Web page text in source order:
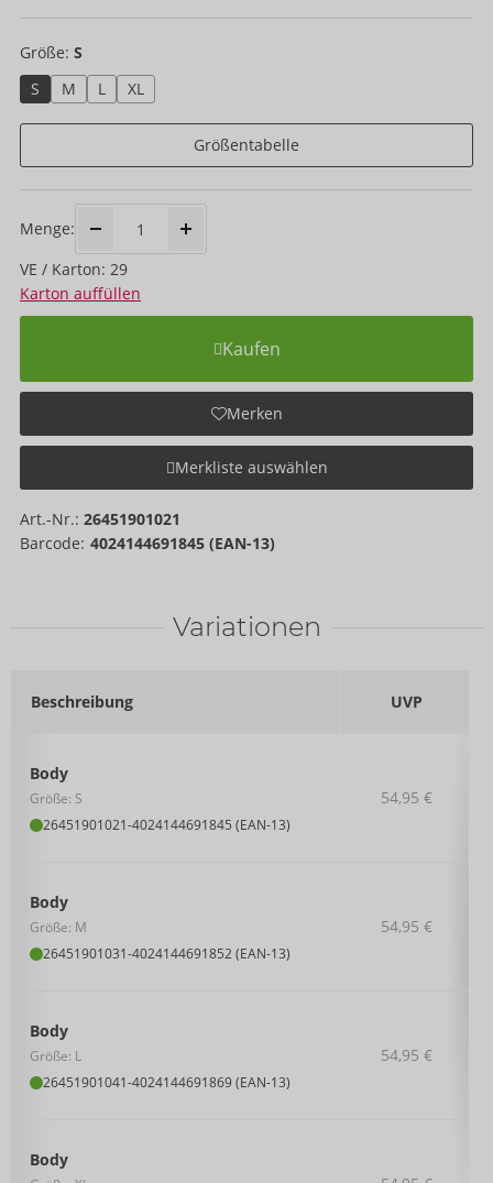
Größe: S
S
M L XL
Größentabelle
Menge:
VE / Karton: 29
Karton auffüllen
Kaufen
Merken
Merkliste auswählen
Art.-Nr.: 26451901021
Barcode: 4024144691845 (EAN-13)
Variationen
Beschreibung UVP
Body
Größe: S
26451901021-4024144691845 (EAN-13)
54,95 €
Body
Größe: M
26451901031-4024144691852 (EAN-13)
54,95 €
Body
Größe: L
26451901041-4024144691869 (EAN-13)
54,95 €
Body